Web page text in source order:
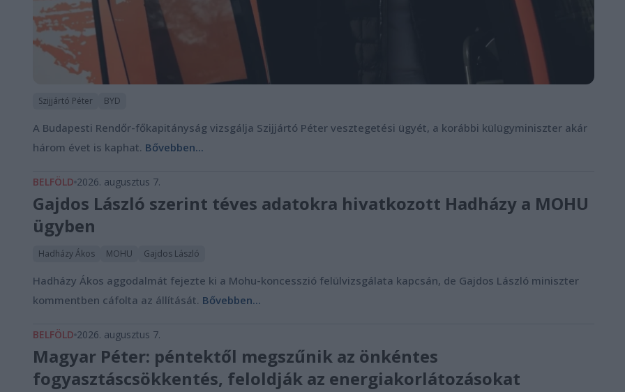
Szijjártó Péter BYD
A Budapesti Rendőr-főkapitányság vizsgálja Szijjártó Péter vesztegetési ügyét, a korábbi külügyminiszter akár
három évet is kaphat. Bővebben...
BELFÖLD 2026. augusztus 7.
Gajdos László szerint téves adatokra hivatkozott Hadházy a MOHU
ügyben
Hadházy Ákos MOHU Gajdos László
Hadházy Ákos aggodalmát fejezte ki a Mohu-koncesszió felülvizsgálata kapcsán, de Gajdos László miniszter
kommentben cáfolta az állítását. Bővebben...
BELFÖLD 2026. augusztus 7.
Magyar Péter: péntektől megszűnik az önkéntes
fogyasztáscsökkentés, feloldják az energiakorlátozásokat